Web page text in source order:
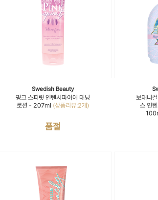
Swedish Beauty
핑크 스피릿 인텐시파이어 태닝
로션 - 207ml (상품리뷰:2개)
품절
보태니
스 인